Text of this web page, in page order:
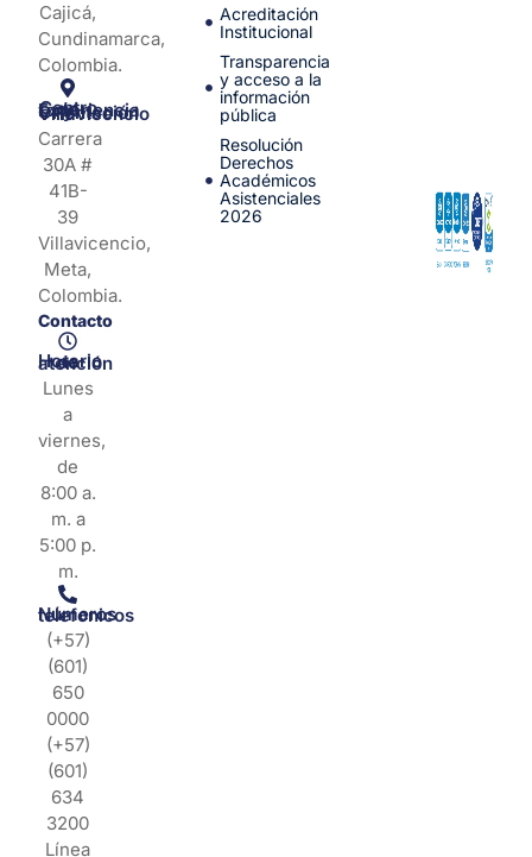
Cajicá,
Cundinamarca,
Colombia.
Centro de Experiencia y Orientación Villavicencio
Carrera
30A #
41B-
39
Villavicencio,
Meta,
Colombia.
Contacto
Horario de atención
Lunes
a
viernes,
de
8:00 a.
m. a
5:00 p.
m.
Números telefonicos
(+57)
(601)
650
0000
(+57)
(601)
634
3200
Línea
Acreditación
Institucional
Transparencia
y acceso a la
información
pública
Resolución
Derechos
Académicos
Asistenciales
2026